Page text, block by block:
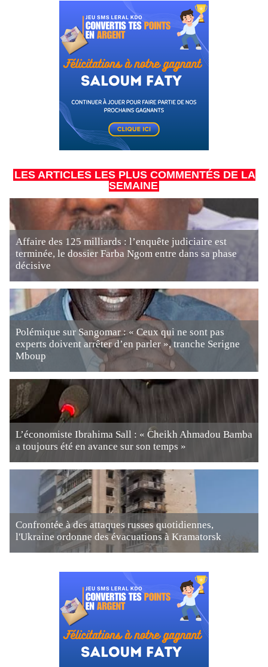
LES ARTICLES LES PLUS COMMENTÉS DE LA
SEMAINE
Affaire des 125 milliards : l’enquête judiciaire est
terminée, le dossier Farba Ngom entre dans sa phase
décisive
Polémique sur Sangomar : « Ceux qui ne sont pas
experts doivent arrêter d’en parler », tranche Serigne
Mboup
L’économiste Ibrahima Sall : « Cheikh Ahmadou Bamba
a toujours été en avance sur son temps »
Confrontée à des attaques russes quotidiennes,
l'Ukraine ordonne des évacuations à Kramatorsk